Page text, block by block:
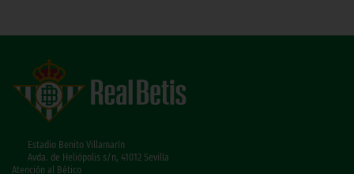
Estadio Benito Villamarín
Avda. de Heliópolis s/n, 41012 Sevilla
Atención al Bético